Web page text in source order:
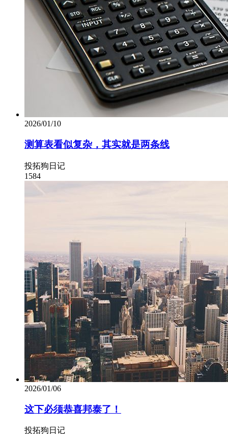
2026/01/10
测算表看似复杂，其实就是两条线
投拓狗日记
1584
2026/01/06
这下必须恭喜邦泰了！
投拓狗日记